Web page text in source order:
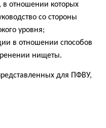
в отношении которых
со стороны
уровня;
в отношении способов
нищеты.
для ПФВУ,